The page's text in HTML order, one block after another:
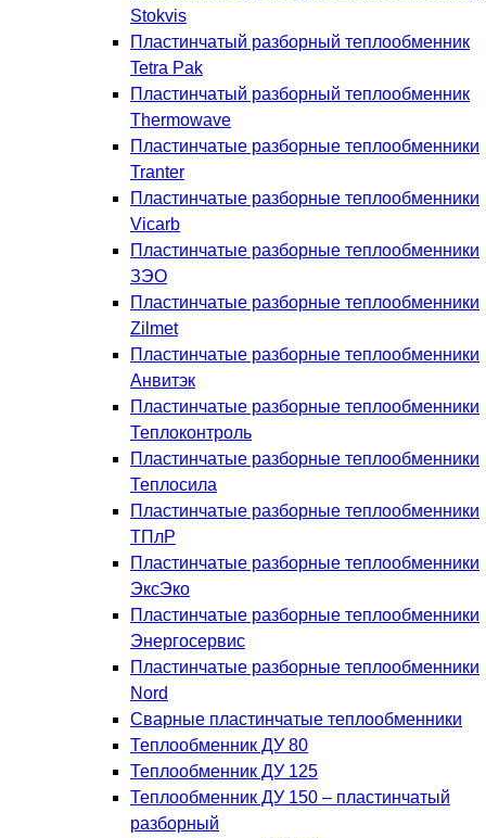
Stokvis
Пластинчатый разборный теплообменник
Tetra Pak
Пластинчатый разборный теплообменник
Thermowave
Пластинчатые разборные теплообменники
Tranter
Пластинчатые разборные теплообменники
Vicarb
Пластинчатые разборные теплообменники
ЗЭО
Пластинчатые разборные теплообменники
Zilmet
Пластинчатые разборные теплообменники
Анвитэк
Пластинчатые разборные теплообменники
Теплоконтроль
Пластинчатые разборные теплообменники
Теплосила
Пластинчатые разборные теплообменники
ТПлР
Пластинчатые разборные теплообменники
ЭксЭко
Пластинчатые разборные теплообменники
Энергосервис
Пластинчатые разборные теплообменники
Nord
Сварные пластинчатые теплообменники
Теплообменник ДУ 80
Теплообменник ДУ 125
Теплообменник ДУ 150 – пластинчатый
разборный